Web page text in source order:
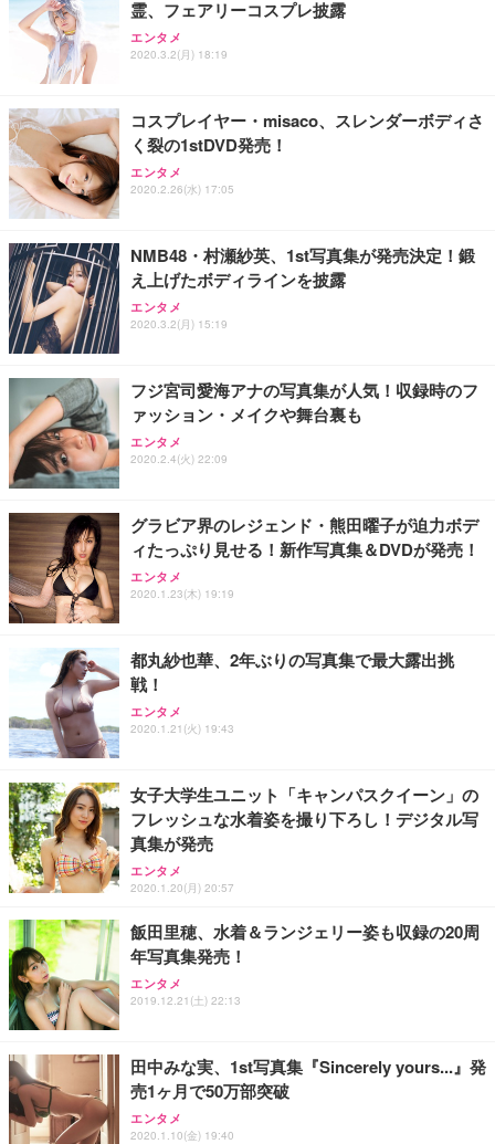
霊、フェアリーコスプレ披露
エンタメ
2020.3.2(月) 18:19
コスプレイヤー・misaco、スレンダーボディさ
く裂の1stDVD発売！
エンタメ
2020.2.26(水) 17:05
NMB48・村瀬紗英、1st写真集が発売決定！鍛
え上げたボディラインを披露
エンタメ
2020.3.2(月) 15:19
フジ宮司愛海アナの写真集が人気！収録時のフ
ァッション・メイクや舞台裏も
エンタメ
2020.2.4(火) 22:09
グラビア界のレジェンド・熊田曜子が迫力ボデ
ィたっぷり見せる！新作写真集＆DVDが発売！
エンタメ
2020.1.23(木) 19:19
都丸紗也華、2年ぶりの写真集で最大露出挑
戦！
エンタメ
2020.1.21(火) 19:43
女子大学生ユニット「キャンパスクイーン」の
フレッシュな水着姿を撮り下ろし！デジタル写
真集が発売
エンタメ
2020.1.20(月) 20:57
飯田里穂、水着＆ランジェリー姿も収録の20周
年写真集発売！
エンタメ
2019.12.21(土) 22:13
田中みな実、1st写真集『Sincerely yours...』発
売1ヶ月で50万部突破
エンタメ
2020.1.10(金) 19:40